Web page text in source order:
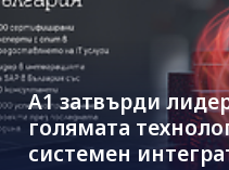
А1 затвърди
голямата
системен